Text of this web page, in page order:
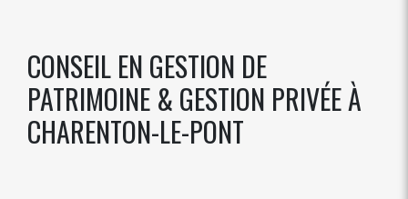
CONSEIL EN GESTION DE
PATRIMOINE & GESTION PRIVÉE À
CHARENTON-LE-PONT